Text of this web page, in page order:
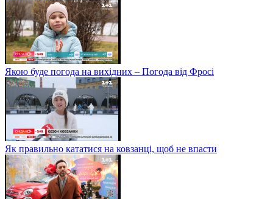
Якою буде погода на вихідних – Погода від Фросі
Як правильно кататися на ковзанці, щоб не впасти